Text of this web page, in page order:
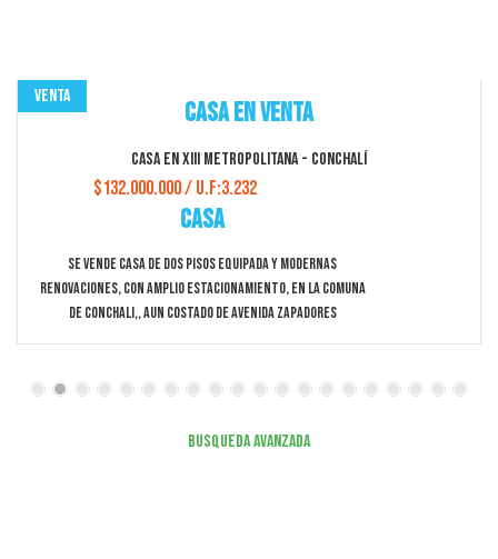
Venta
Casa en Venta
Casa en XIII Metropolitana - Conchalí
$132.000.000 / U.F:3.232
Casa
Se Vende Casa De Dos Pisos Equipada Y Modernas
Renovaciones, Con Amplio Estacionamiento, En La Comuna
De Conchali,, Aun Costado De Avenida Zapadores
Busqueda Avanzada